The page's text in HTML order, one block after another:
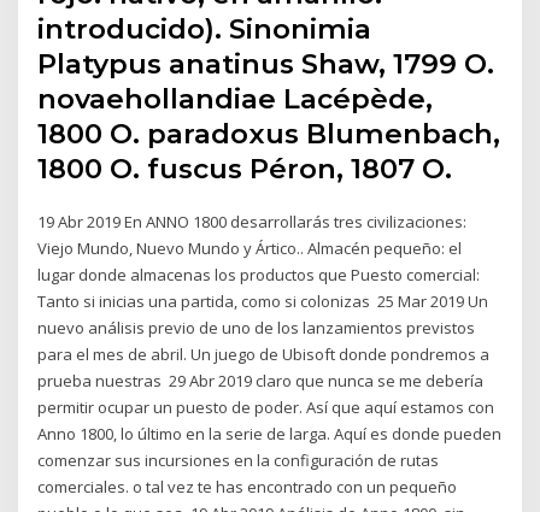
introducido). Sinonimia
Platypus anatinus Shaw, 1799 O.
novaehollandiae Lacépède,
1800 O. paradoxus Blumenbach,
1800 O. fuscus Péron, 1807 O.
19 Abr 2019 En ANNO 1800 desarrollarás tres civilizaciones:
Viejo Mundo, Nuevo Mundo y Ártico.. Almacén pequeño: el
lugar donde almacenas los productos que Puesto comercial:
Tanto si inicias una partida, como si colonizas 25 Mar 2019 Un
nuevo análisis previo de uno de los lanzamientos previstos
para el mes de abril. Un juego de Ubisoft donde pondremos a
prueba nuestras 29 Abr 2019 claro que nunca se me debería
permitir ocupar un puesto de poder. Así que aquí estamos con
Anno 1800, lo último en la serie de larga. Aquí es donde pueden
comenzar sus incursiones en la configuración de rutas
comerciales. o tal vez te has encontrado con un pequeño